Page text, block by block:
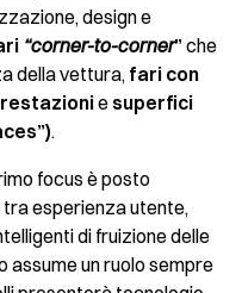
design e
“corner-to-corner”che
della vettura,fari con
e superfici
.
focus è posto
tra esperienza utente,
di fruizione delle
assume un ruolo sempre